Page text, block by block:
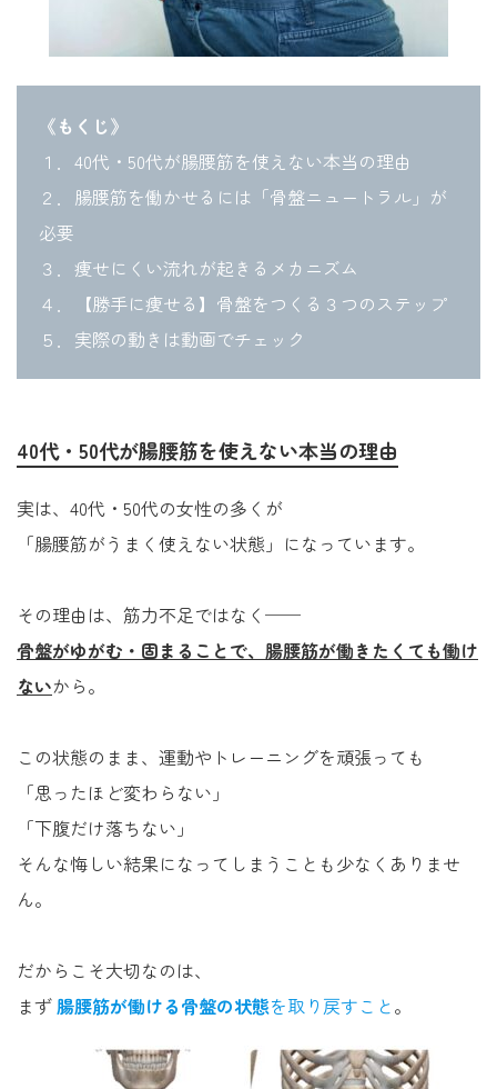
《もくじ》
１．40代・50代が腸腰筋を使えない本当の理由
２．腸腰筋を働かせるには「骨盤ニュートラル」が
必要
３．痩せにくい流れが起きるメカニズム
４．【勝手に痩せる】骨盤をつくる３つのステップ
５．実際の動きは動画でチェック
40代・50代が腸腰筋を使えない本当の理由
実は、40代・50代の女性の多くが
「腸腰筋がうまく使えない状態」になっています。
その理由は、筋力不足ではなく──
骨盤がゆがむ・固まることで、腸腰筋が働きたくても働け
ないから。
この状態のまま、運動やトレーニングを頑張っても
「思ったほど変わらない」
「下腹だけ落ちない」
そんな悔しい結果になってしまうことも少なくありませ
ん。
だからこそ大切なのは、
まず腸腰筋が働ける骨盤の状態を取り戻すこと。